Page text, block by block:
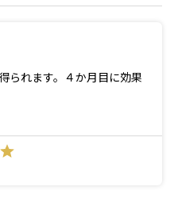
られます。４か月目に効果